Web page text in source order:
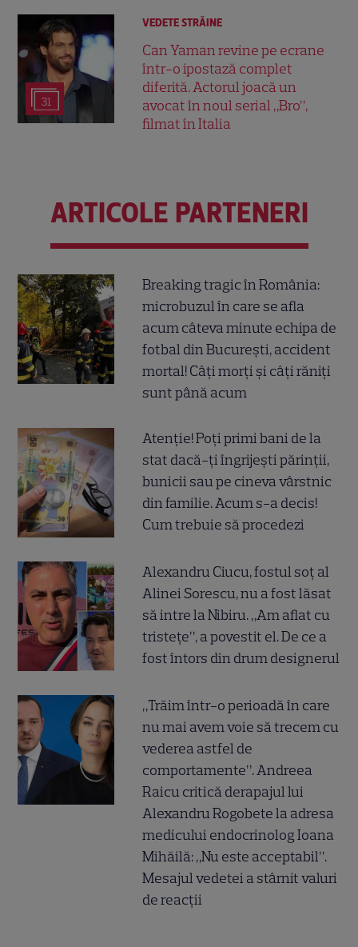
31
VEDETE STRĂINE
Can Yaman revine pe ecrane
într-o ipostază complet
diferită. Actorul joacă un
avocat în noul serial „Bro”,
filmat în Italia
ARTICOLE PARTENERI
Breaking tragic în România:
microbuzul în care se afla
acum câteva minute echipa de
fotbal din București, accident
mortal! Câți morți și câți răniți
sunt până acum
Atenție! Poți primi bani de la
stat dacă-ți îngrijești părinții,
bunicii sau pe cineva vârstnic
din familie. Acum s-a decis!
Cum trebuie să procedezi
Alexandru Ciucu, fostul soț al
Alinei Sorescu, nu a fost lăsat
să intre la Nibiru. „Am aflat cu
tristețe”, a povestit el. De ce a
fost întors din drum designerul
„Trăim într-o perioadă în care
nu mai avem voie să trecem cu
vederea astfel de
comportamente”. Andreea
Raicu critică derapajul lui
Alexandru Rogobete la adresa
medicului endocrinolog Ioana
Mihăilă: „Nu este acceptabil”.
Mesajul vedetei a stârnit valuri
de reacții